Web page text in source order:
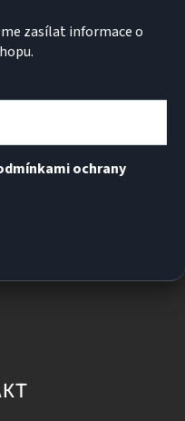
zasílat informace o
ochrany